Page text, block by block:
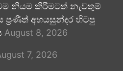
නියම කිරීමටත් නැවතුම්
අභයසුන්දර හිටපු
August 8, 2026
7, 2026